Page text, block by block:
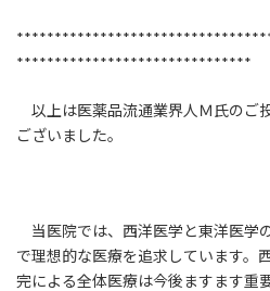
*******************************
以上は医薬品流通業界人Ｍ氏のご
ございました。
当医院では、西洋医学と東洋医学
で理想的な医療を追求しています。
完による全体医療は今後ますます重